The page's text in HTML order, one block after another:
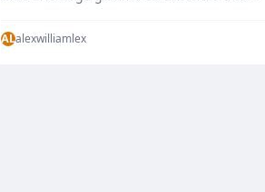
ALalexwilliamlex